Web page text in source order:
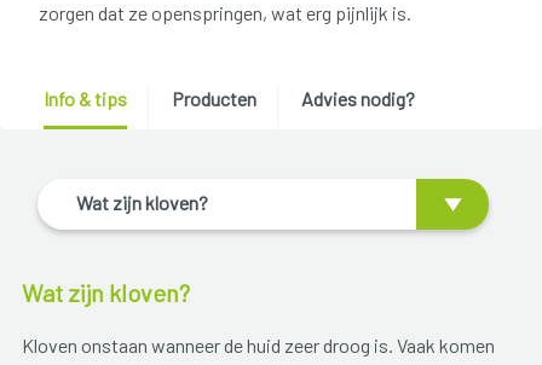
zorgen dat ze openspringen, wat erg pijnlijk is.
Info & tips Producten Advies nodig?
Wat zijn kloven?
Wat zijn kloven?
Kloven onstaan wanneer de huid zeer droog is. Vaak komen